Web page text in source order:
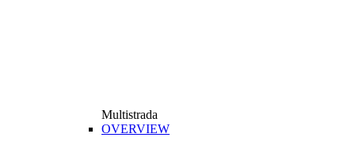
Multistrada
OVERVIEW